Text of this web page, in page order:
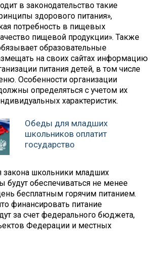
в законодательство такие
здорового питания»,
потребность в пищевых
пищевой продукции». Также
образовательные
на своих сайтах информацию
питания детей, в том числе
Особенности организации
определяться с учетом их
характеристик.
Обеды для младших
школьников оплатит
государство
закона школьники младших
будут обеспечиваться не менее
бесплатным горячим питанием.
финансировать питание
за счет федерального бюджета,
Федерации и местных